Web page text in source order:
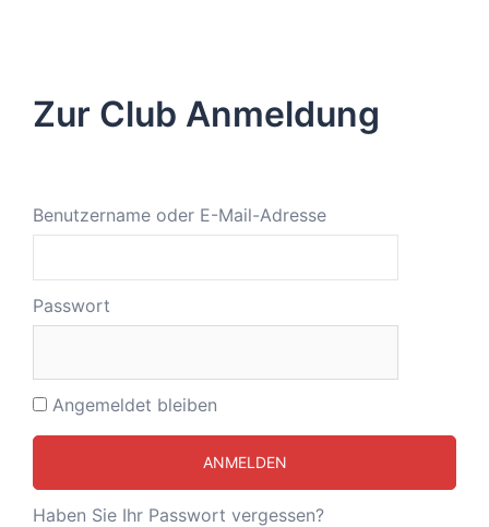
Zur Club Anmeldung
Benutzername oder E-Mail-Adresse
Passwort
Angemeldet bleiben
Haben Sie Ihr Passwort vergessen?